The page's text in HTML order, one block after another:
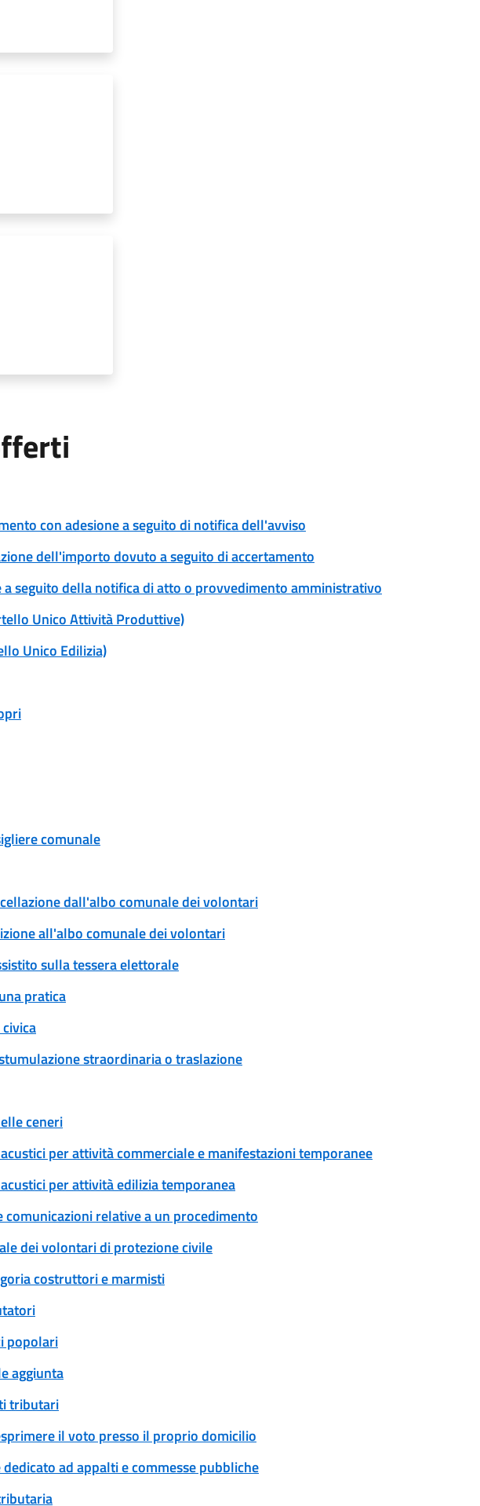
con adesione a seguito di notifica dell'avviso
dell'importo dovuto a seguito di accertamento
seguito della notifica di atto o provvedimento amministrativo
Unico Attività Produttive)
Unico Edilizia)
comunale
dall'albo comunale dei volontari
all'albo comunale dei volontari
sulla tessera elettorale
pratica
straordinaria o traslazione
ceneri
per attività commerciale e manifestazioni temporanee
per attività edilizia temporanea
relative a un procedimento
dei volontari di protezione civile
costruttori e marmisti
popolari
aggiunta
tributari
il voto presso il proprio domicilio
ad appalti e commesse pubbliche